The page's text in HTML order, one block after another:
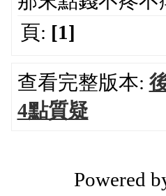
頁: [1]
查看完整版本:
4點質疑
Powered